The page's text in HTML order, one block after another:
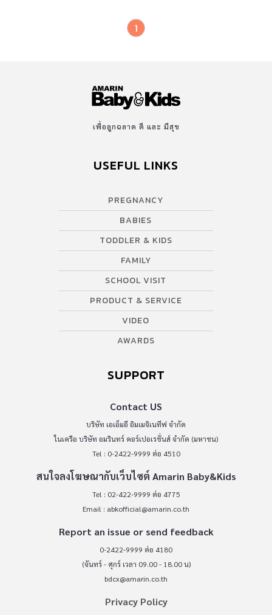
1
เพื่อลูกฉลาด ดี และ มีสุข
USEFUL LINKS
PREGNANCY
BABIES
TODDLER & KIDS
FAMILY
SCHOOL VISIT
PRODUCT & SERVICE
VIDEO
AWARDS
SUPPORT
Contact US
บริษัท เอเอ็มอี อิมเมจิเนทีฟ จำกัด
ในเครือ บริษัท อมรินทร์ คอร์เปอเรชั่นส์ จำกัด (มหาชน)
Tel : 0-2422-9999 ต่อ 4510
สนใจลงโฆษณากับเว็บไซต์ Amarin Baby&Kids
Tel : 02-422-9999 ต่อ 4775
Email : abkofficial@amarin.co.th
Report an issue or send feedback
0-2422-9999 ต่อ 4180
(จันทร์ - ศุกร์ เวลา 09.00 - 18.00 น)
bdcx@amarin.co.th
Privacy Policy